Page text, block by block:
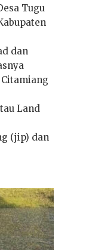
Tugu
dan
Land
(jip) dan